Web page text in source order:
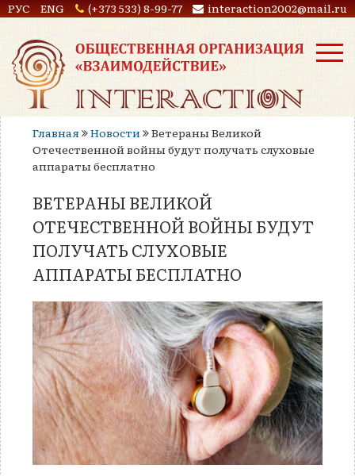
РУС ENG (+373 533) 8-99-77 interaction2002@mail.ru
Главная Новости
Ветераны Великой
Отечественной войны будут получать слуховые
аппараты бесплатно
ВЕТЕРАНЫ ВЕЛИКОЙ
ОТЕЧЕСТВЕННОЙ ВОЙНЫ БУДУТ
ПОЛУЧАТЬ СЛУХОВЫЕ
АППАРАТЫ БЕСПЛАТНО